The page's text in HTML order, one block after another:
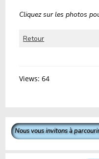
Cliquez sur les photos
Retour
Views: 64
Nous vous invitons à